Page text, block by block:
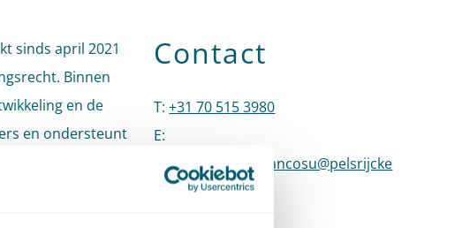
sinds april 2021
Binnen
en de
en ondersteunt
Contact
T:+31 70 515 3980
E:
annafrancesca.mancosu@pelsrijcke
Stuur een e-mail naar Anna Francesca